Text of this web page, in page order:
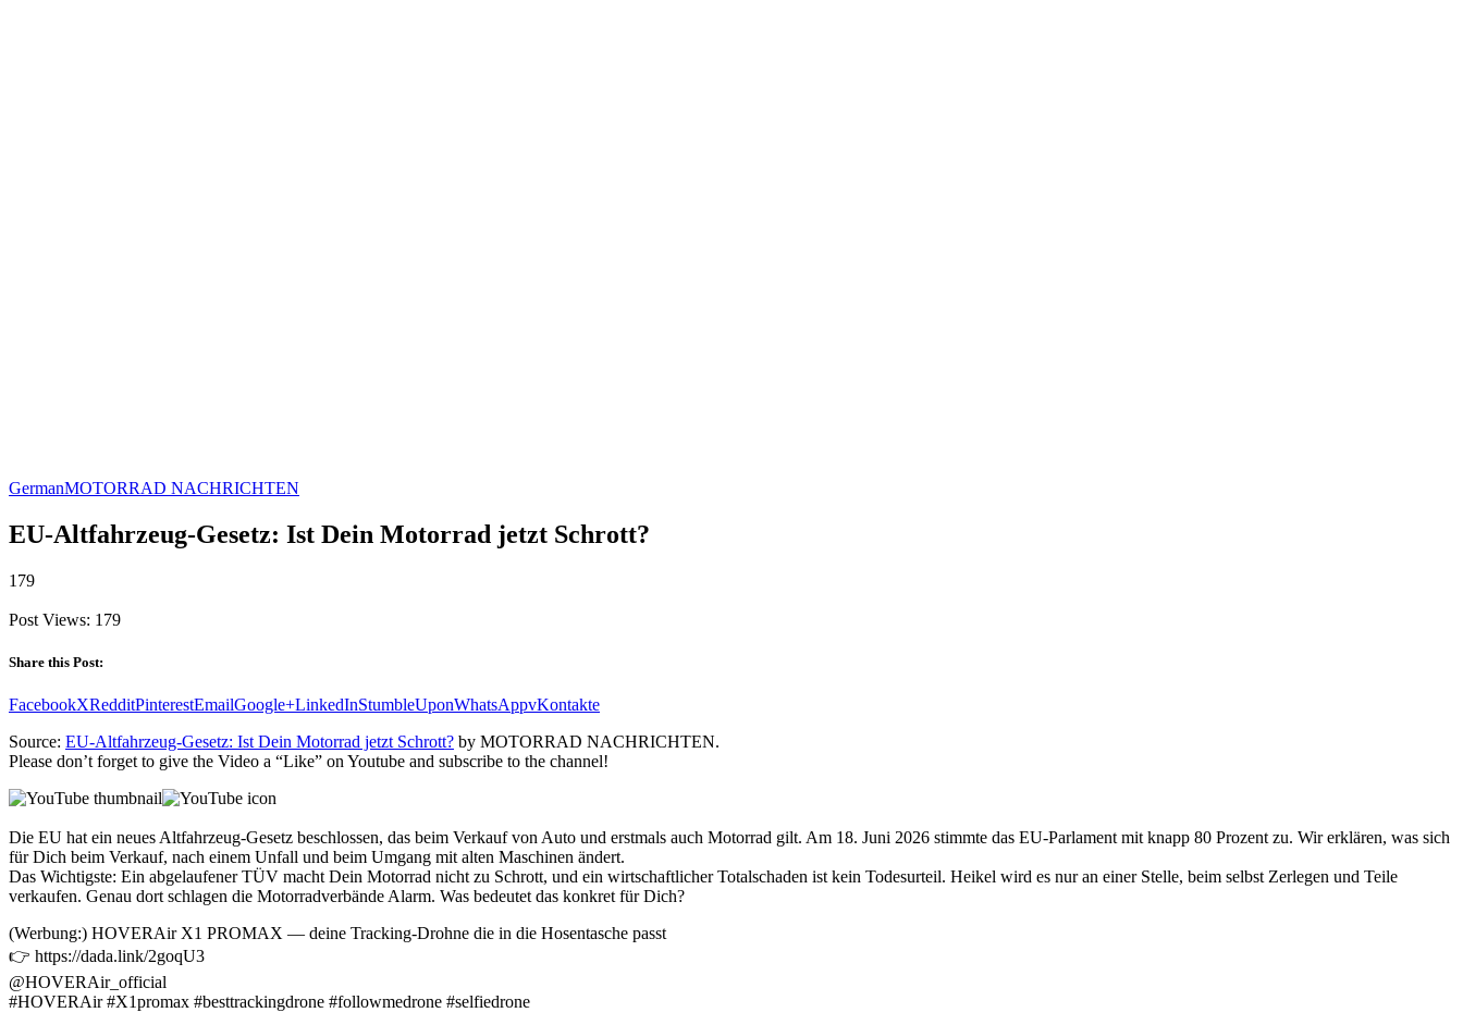
GermanMOTORRAD NACHRICHTEN
EU-Altfahrzeug-Gesetz: Ist Dein Motorrad jetzt Schrott?
179
Post Views: 179
Share this Post:
FacebookXRedditPinterestEmailGoogle+LinkedInStumbleUponWhatsAppvKontakte
Source: EU-Altfahrzeug-Gesetz: Ist Dein Motorrad jetzt Schrott? by MOTORRAD NACHRICHTEN.
Please don’t forget to give the Video a “Like” on Youtube and subscribe to the channel!
Die EU hat ein neues Altfahrzeug-Gesetz beschlossen, das beim Verkauf von Auto und erstmals auch Motorrad gilt. Am 18. Juni 2026 stimmte das EU-Parlament mit knapp 80 Prozent zu. Wir erklären, was sich
für Dich beim Verkauf, nach einem Unfall und beim Umgang mit alten Maschinen ändert.
Das Wichtigste: Ein abgelaufener TÜV macht Dein Motorrad nicht zu Schrott, und ein wirtschaftlicher Totalschaden ist kein Todesurteil. Heikel wird es nur an einer Stelle, beim selbst Zerlegen und Teile
verkaufen. Genau dort schlagen die Motorradverbände Alarm. Was bedeutet das konkret für Dich?
(Werbung:) HOVERAir X1 PROMAX — deine Tracking-Drohne die in die Hosentasche passt
👉 https://dada.link/2goqU3
@HOVERAir_official
#HOVERAir #X1promax #besttrackingdrone #followmedrone #selfiedrone